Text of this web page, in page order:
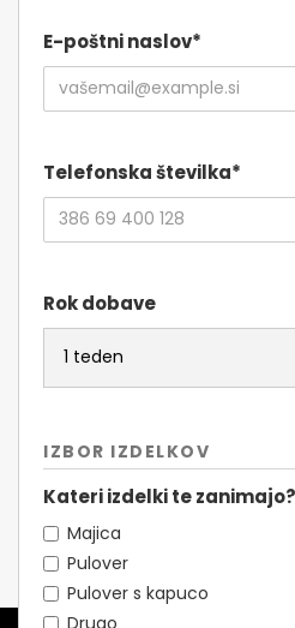
E-poštni naslov*
Telefonska številka*
Rok dobave
IZBOR IZDELKOV
Kateri izdelki te zanimajo?
Majica
Pulover
Pulover s kapuco
Drugo